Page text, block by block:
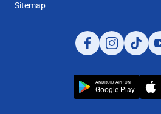
Sitemap
ANDROID APP ON
Google Play